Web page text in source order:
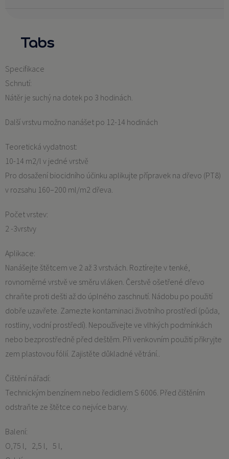
Tabs
Specifikace
Schnutí:
Nátěr je suchý na dotek po 3 hodinách.
Další vrstvu možno nanášet po 12-14 hodinách
Teoretická vydatnost:
10-14 m2/l v jedné vrstvě
Pro dosažení biocidního účinku aplikujte přípravek na dřevo (PT8)
v rozsahu 160–200 ml/m2 dřeva.
Počet vrstev:
2 -3vrstvy
Aplikace:
Nanášejte štětcem ve 2 až 3 vrstvách. Roztírejte v tenké,
rovnoměrné vrstvě ve směru vláken. Čerstvě ošetřené dřevo
chraňte proti dešti až do úplného zaschnutí. Nádobu po použití
dobře uzavřete. Zamezte kontaminaci životního prostředí (půda,
rostliny, vodní prostředí). Nepoužívejte ve vlhkých podmínkách
nebo bezprostředně před deštěm. Při venkovním použití přikryjte
zem plastovou fólií. Zajistěte důkladné větrání..
Čištění nářadí:
Technickým benzínem nebo ředidlem S 6006. Před čištěním
odstraňte ze štětce co nejvíce barvy.
Balení:
O,75 l
2,5 l
5 l